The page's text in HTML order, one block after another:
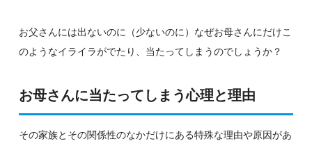
お父さんには出ないのに（少ないのに）なぜお母さんにだけこ
のようなイライラがでたり、当たってしまうのでしょうか？
お母さんに当たってしまう心理と理由
その家族とその関係性のなかだけにある特殊な理由や原因があ